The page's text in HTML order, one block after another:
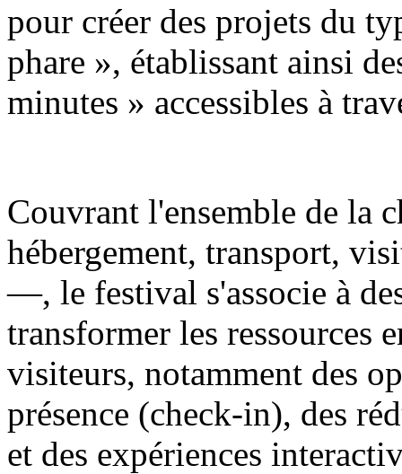
pour créer des projets du
phare », établissant ainsi
minutes » accessibles à
Couvrant l'ensemble de la
hébergement, transport,
—, le festival s'associe à
transformer les ressources
visiteurs, notamment des
présence (check-in), des
et des expériences